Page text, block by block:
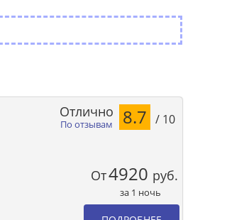
По отзывам
Отлично 8.7 / 10
От4920 руб.
за 1 ночь